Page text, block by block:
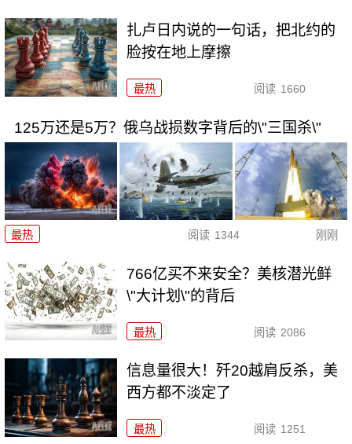
扎卢日内说的一句话，把北约的
脸按在地上摩擦
最热 阅读 1660
125万还是5万？俄乌战损数字背后的\"三国杀\"
最热 阅读 1344 刚刚
766亿买不来安全？美核潜光鲜
\"大计划\"的背后
最热 阅读 2086
信息量很大！歼20越肩反杀，美
西方都不淡定了
最热 阅读 1251